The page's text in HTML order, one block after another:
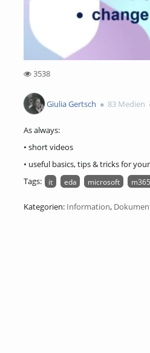
3538
Giulia Gertsch 83 Medien
As always:
• short videos
• useful basics, tips & tricks for
Tags:
it eda microsoft m365
Kategorien: Information,